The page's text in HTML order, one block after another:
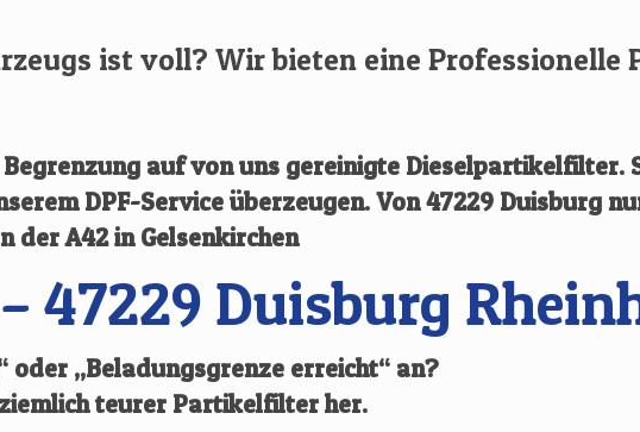
ist voll? Wir bieten eine
auf von uns gereinigte Dieselpartikelfilter.
DPF-Service überzeugen.Von47229 Duisburg
A42 in Gelsenkirchen
47229 Duisburg
oder „Beladungsgrenze erreicht“ an?
teurer Partikelfilter her.